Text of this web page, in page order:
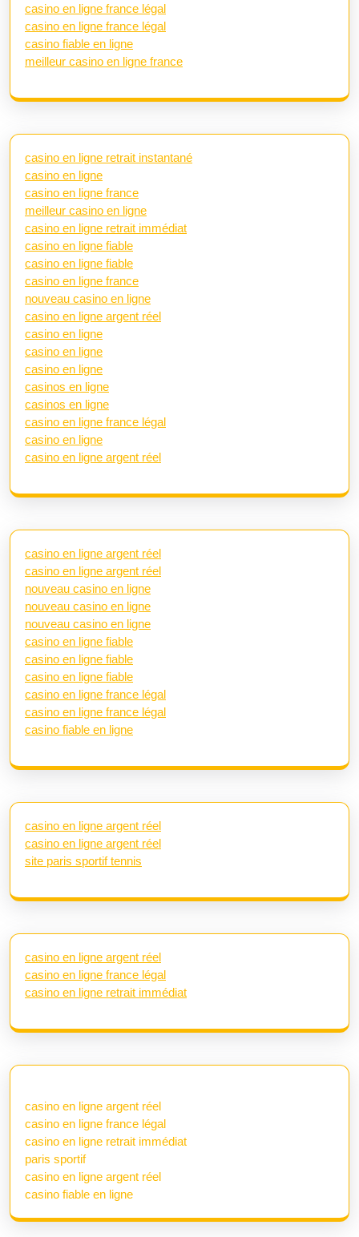
casino en ligne france légal
casino en ligne france légal
casino fiable en ligne
meilleur casino en ligne france
casino en ligne retrait instantané
casino en ligne
casino en ligne france
meilleur casino en ligne
casino en ligne retrait immédiat
casino en ligne fiable
casino en ligne fiable
casino en ligne france
nouveau casino en ligne
casino en ligne argent réel
casino en ligne
casino en ligne
casino en ligne
casinos en ligne
casinos en ligne
casino en ligne france légal
casino en ligne
casino en ligne argent réel
casino en ligne argent réel
casino en ligne argent réel
nouveau casino en ligne
nouveau casino en ligne
nouveau casino en ligne
casino en ligne fiable
casino en ligne fiable
casino en ligne fiable
casino en ligne france légal
casino en ligne france légal
casino fiable en ligne
casino en ligne argent réel
casino en ligne argent réel
site paris sportif tennis
casino en ligne argent réel
casino en ligne france légal
casino en ligne retrait immédiat
casino en ligne argent réel
casino en ligne france légal
casino en ligne retrait immédiat
paris sportif
casino en ligne argent réel
casino fiable en ligne